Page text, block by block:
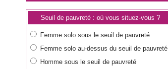
Seuil de pauvreté : où vous situez-vous ?
Femme solo sous le seuil de pauvreté
Femme solo au-dessus du seuil de pauvreté
Homme sous le seuil de pauvreté